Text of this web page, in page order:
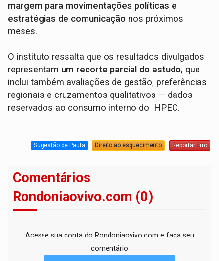
margem para movimentações políticas e
estratégias de comunicação nos próximos
meses.
O instituto ressalta que os resultados divulgados
representam um recorte parcial do estudo, que
inclui também avaliações de gestão, preferências
regionais e cruzamentos qualitativos — dados
reservados ao consumo interno do IHPEC.
Sugestão de Pauta Direito ao esquecimento Reportar Erro
Comentários
Rondoniaovivo.com (0)
Acesse sua conta do Rondoniaovivo.com e faça seu
comentário